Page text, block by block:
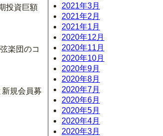
楽団のコ
規会員募
2021年3月
2021年2月
2021年1月
2020年12月
2020年11月
2020年10月
2020年9月
2020年8月
2020年7月
2020年6月
2020年5月
2020年4月
2020年3月